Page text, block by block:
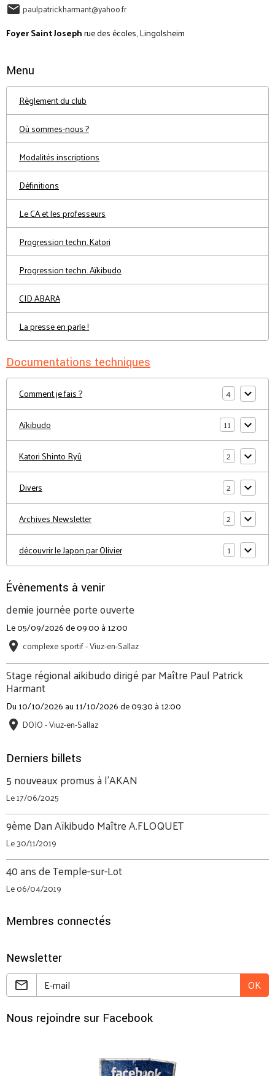
paulpatrickharmant@yahoo.fr
Foyer Saint Josephrue des écoles, Lingolsheim
Menu
Règlement du club
Où sommes-nous ?
Modalités inscriptions
Définitions
Le CA et les professeurs
Progression techn. Katori
Progression techn. Aïkibudo
CID ABARA
La presse en parle !
Documentations techniques
Comment je fais ? 4
Aïkibudo 11
Katori Shinto Ryû 2
Divers 2
Archives Newsletter 2
découvrir le Japon par Olivier 1
Évènements à venir
demie journée porte ouverte
Le 05/09/2026de 09:00 à 12:00
complexe sportif - Viuz-en-Sallaz
Stage régional aikibudo dirigé par Maître Paul Patrick
Harmant
Du 10/10/2026 au 11/10/2026de 09:30 à 12:00
DOJO - Viuz-en-Sallaz
Derniers billets
5 nouveaux promus à l'AKAN
Le 17/06/2025
9ème Dan Aïkibudo Maître A.FLOQUET
Le 30/11/2019
40 ans de Temple-sur-Lot
Le 06/04/2019
Membres connectés
Newsletter
OK
Nous rejoindre sur Facebook